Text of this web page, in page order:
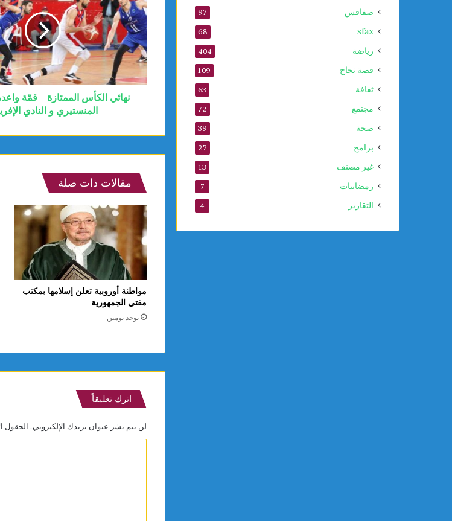
نهائي الكأس الممتازة - قمّة واعدة
المنستيري و النادي
مقالات ذات صلة
مواطنة أوروبية تعلن إسلامها بمكتب
مفتي الجمهورية
يوجد يومين
اترك تعليقاً
لن يتم نشر عنوان بريدك الإلكتروني. الحقول
صفاقس 97
sfax
68
رياضة 404
قصة نجاح 109
ثقافة 63
مجتمع 72
صحة 39
برامج 27
غير مصنف 13
رمضانيات 7
التقارير 4